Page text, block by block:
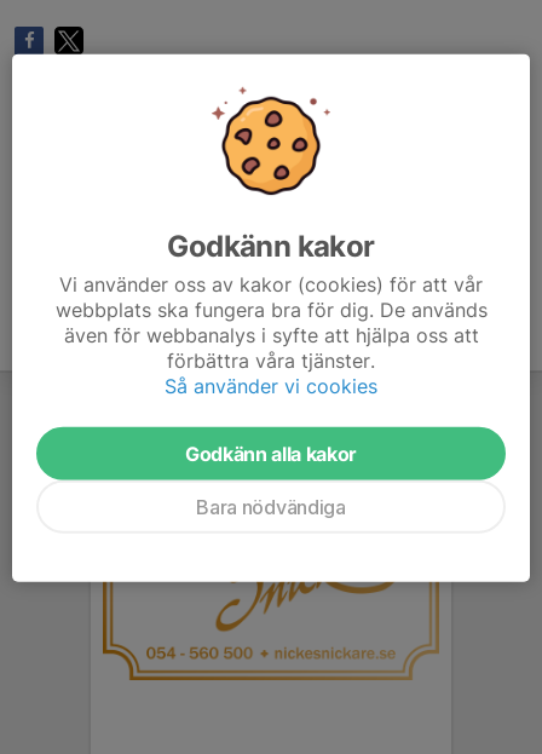
Godkänn kakor
Vi använder oss av kakor (cookies) för att vår
webbplats ska fungera bra för dig. De används
även för webbanalys i syfte att hjälpa oss att
förbättra våra tjänster.
Så använder vi cookies
Godkänn alla kakor
Bara nödvändiga